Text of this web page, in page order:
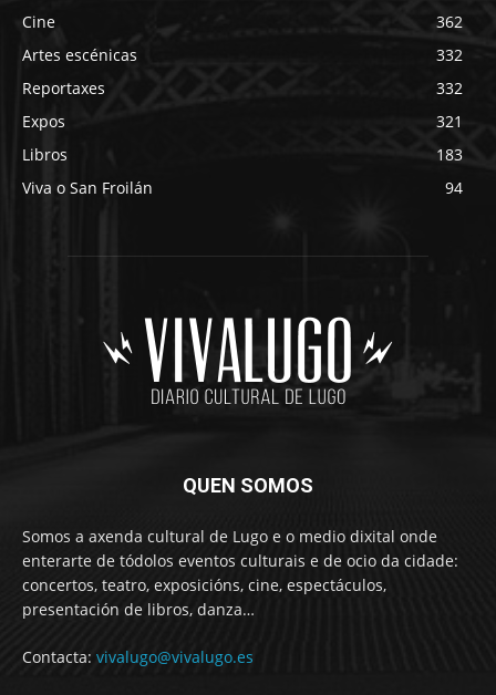
Cine
362
Artes escénicas
332
Reportaxes
332
Expos
321
Libros
183
Viva o San Froilán
94
QUEN SOMOS
Somos a axenda cultural de Lugo e o medio dixital onde
enterarte de tódolos eventos culturais e de ocio da cidade:
concertos, teatro, exposicións, cine, espectáculos,
presentación de libros, danza…
Contacta: vivalugo@vivalugo.es